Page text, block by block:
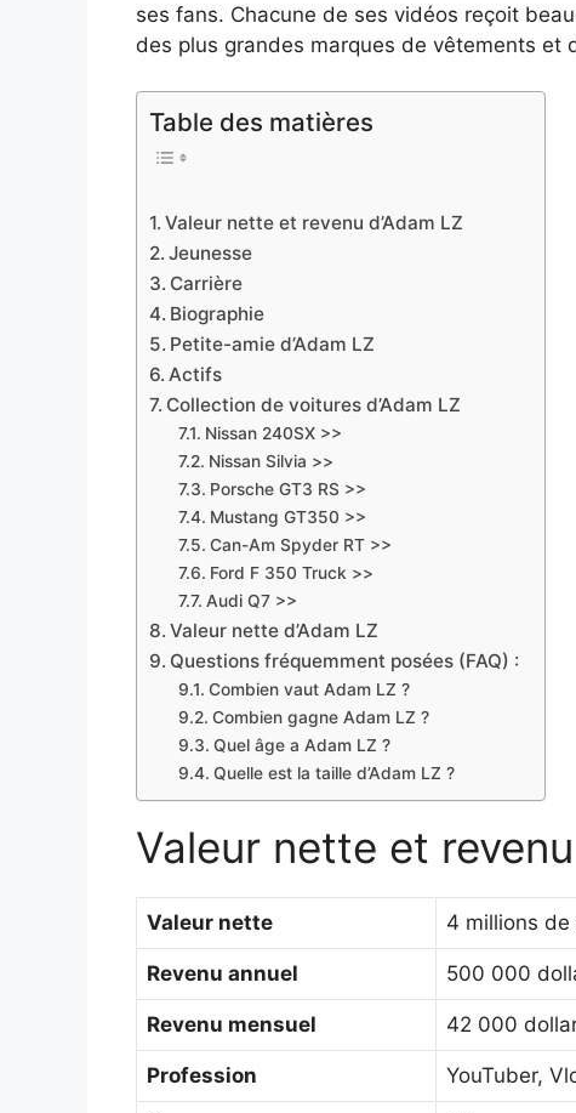
ses fans. Chacune de ses vidéos reçoit
des plus grandes marques de vêtements et
Table des matières
Valeur nette et revenu d’Adam LZ
Jeunesse
Carrière
Biographie
Petite-amie d’Adam LZ
Actifs
Collection de voitures d’Adam LZ
Nissan 240SX >>
Nissan Silvia >>
Porsche GT3 RS >>
Mustang GT350 >>
Can-Am Spyder RT >>
Ford F 350 Truck >>
Audi Q7 >>
Valeur nette d’Adam LZ
Questions fréquemment posées (FAQ) :
Combien vaut Adam LZ ?
Combien gagne Adam LZ ?
Quel âge a Adam LZ ?
Quelle est la taille d’Adam LZ ?
Valeur nette et revenu
Valeur nette 4 millions de
Revenu annuel 500 000
Revenu mensuel 42 000
Profession YouTuber,